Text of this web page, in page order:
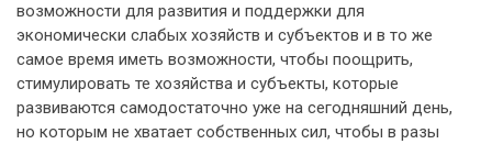
возможности для развития и поддержки для
экономически слабых хозяйств и субъектов и в то же
самое время иметь возможности, чтобы поощрить,
стимулировать те хозяйства и субъекты, которые
развиваются самодостаточно уже на сегодняшний день,
но которым не хватает собственных сил, чтобы в разы